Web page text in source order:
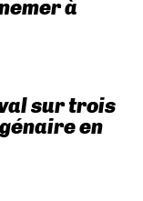
à
sur trois
en